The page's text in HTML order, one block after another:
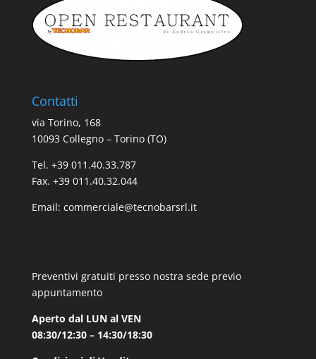
Contatti
via Torino, 168
10093 Collegno – Torino (TO)
Tel. +39 011.40.33.787
Fax. +39 011.40.32.044
Email: commerciale@tecnobarsrl.it
Preventivi gratuiti presso nostra sede previo
appuntamento
Aperto dal LUN al VEN
08:30/12:30 – 14:30/18:30